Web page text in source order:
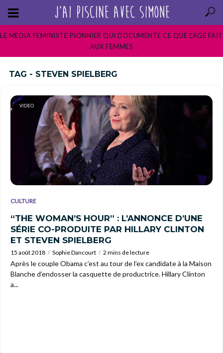
LE MEDIA FEMINISTE PIONNIER QUI DOCUMENTE CE QUE L’AGE FAIT
AUX FEMMES
TAG - STEVEN SPIELBERG
VIDEO
CULTURE
“THE WOMAN’S HOUR” : L’ANNONCE D’UNE
SÉRIE CO-PRODUITE PAR HILLARY CLINTON
ET STEVEN SPIELBERG
15 août 2018 Sophie Dancourt 2 mins de lecture
Après le couple Obama c’est au tour de l’ex candidate à la Maison
Blanche d’endosser la casquette de productrice. Hillary Clinton
a...